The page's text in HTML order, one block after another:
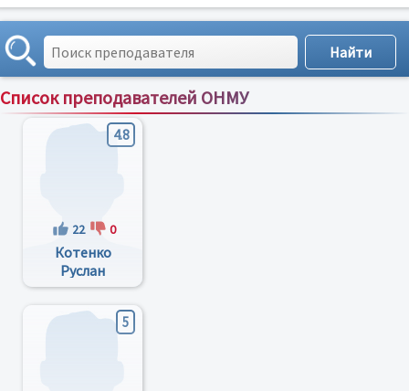
Список преподавателей ОНМУ
Сортировка по:имени;рейтингу;отзывам
4.8
22 0
Котенко
Руслан
Витальевич
5